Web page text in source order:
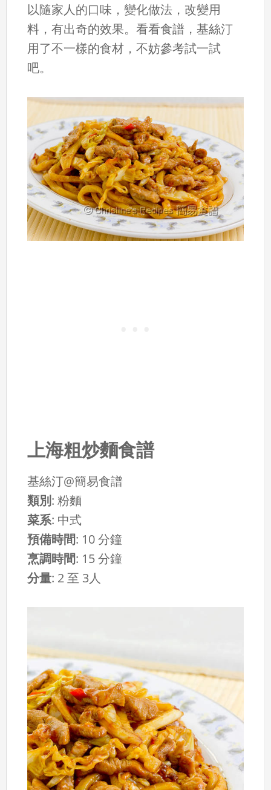
以隨家人的口味，變化做法，改變用
料，有出奇的效果。看看食譜，基絲汀
用了不一樣的食材，不妨參考試一試
吧。
上海粗炒麵食譜
基絲汀@簡易食譜
類別:粉麵
菜系: 中式
預備時間: 10 分鐘
烹調時間: 15 分鐘
分量: 2 至 3人